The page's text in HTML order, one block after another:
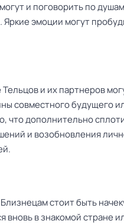
и поговорить по
Яркие эмоции могут
и их партнеров
совместного будущего
что дополнительно
и возобновления
стоит быть
вновь в знакомой стране